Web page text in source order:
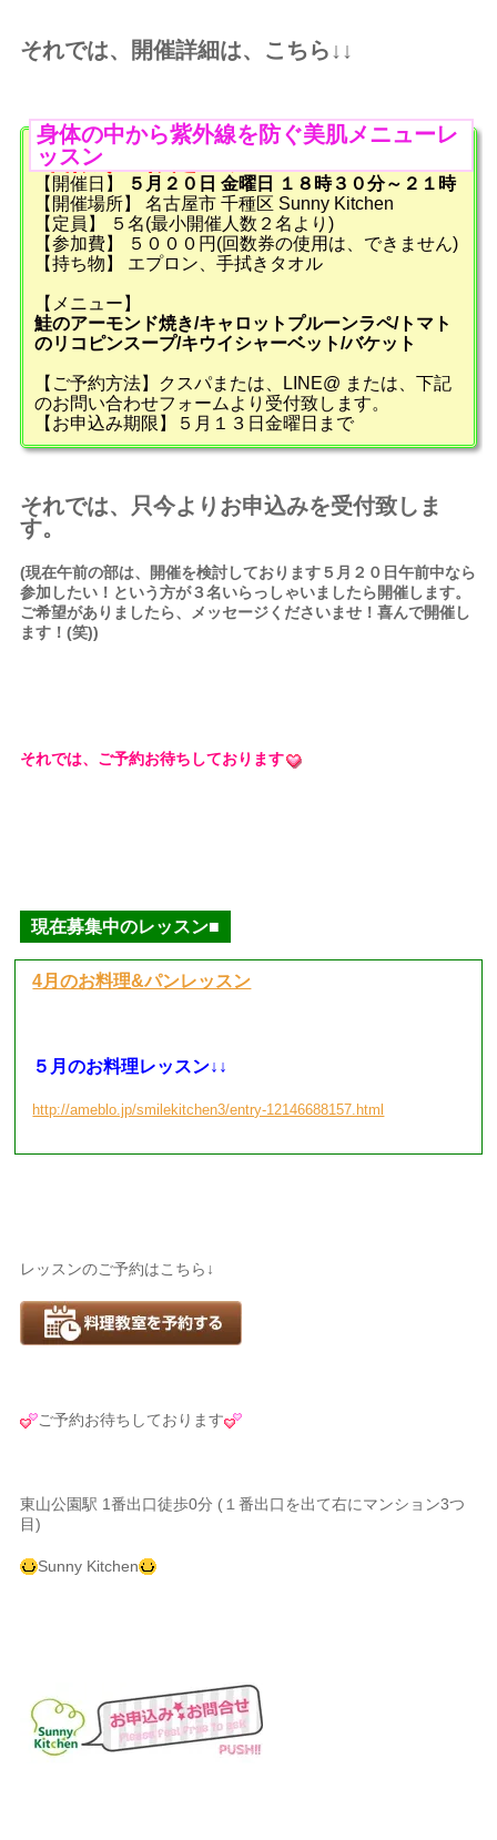
それでは、開催詳細は、こちら↓↓
身体の中から紫外線を防ぐ美肌メニューレ
ッスン
1日限りの限定レッスン！
【開催日】
５月２０日 金曜日 １８時３０分～２１時
【開催場所】 名古屋市 千種区 Sunny Kitchen
【定員】 ５名(最小開催人数２名より)
【参加費】 ５０００円(回数券の使用は、できません)
【持ち物】 エプロン、手拭きタオル
【メニュー】
鮭のアーモンド焼き/キャロットプルーンラペ/トマト
のリコピンスープ/キウイシャーベット/バケット
【ご予約方法】クスパまたは、LINE@ または、下記
のお問い合わせフォームより受付致します。
【お申込み期限】５月１３日金曜日まで
それでは、只今よりお申込みを受付致しま
す。
(現在午前の部は、開催を検討しております５月２０日午前中なら
参加したい！という方が３名いらっしゃいましたら開催します。
ご希望がありましたら、メッセージくださいませ！喜んで開催し
ます！(笑))
それでは、ご予約お待ちしております
現在募集中のレッスン■
4月のお料理&パンレッスン
５月のお料理レッスン↓↓
http://ameblo.jp/smilekitchen3/entry-12146688157.html
レッスンのご予約はこちら↓
ご予約お待ちしております
東山公園駅 1番出口徒歩0分 (１番出口を出て右にマンション3つ
目)
Sunny Kitchen